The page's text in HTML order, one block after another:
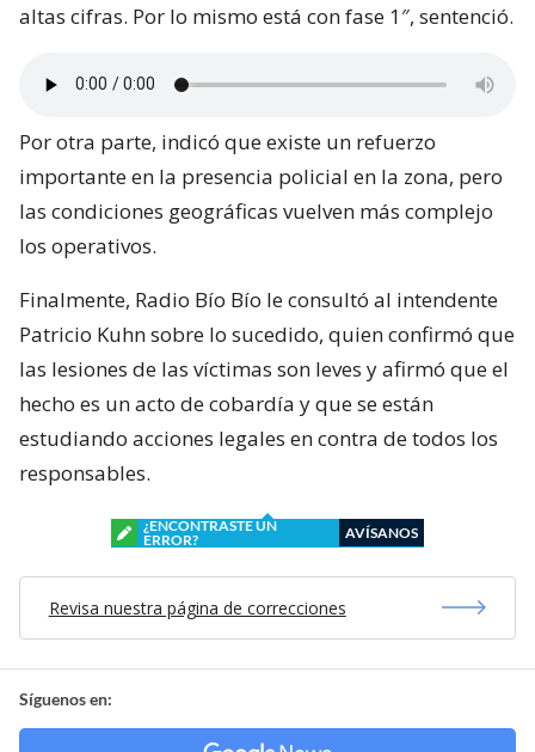
altas cifras. Por lo mismo está con fase 1″, sentenció.
Por otra parte, indicó que existe un refuerzo
importante en la presencia policial en la zona, pero
las condiciones geográficas vuelven más complejo
los operativos.
Finalmente, Radio Bío Bío le consultó al intendente
Patricio Kuhn sobre lo sucedido, quien confirmó que
las lesiones de las víctimas son leves y afirmó que el
hecho es un acto de cobardía y que se están
estudiando acciones legales en contra de todos los
responsables.
¿ENCONTRASTE UN
ERROR?
AVÍSANOS
Revisa nuestra página de correcciones
Síguenos en: